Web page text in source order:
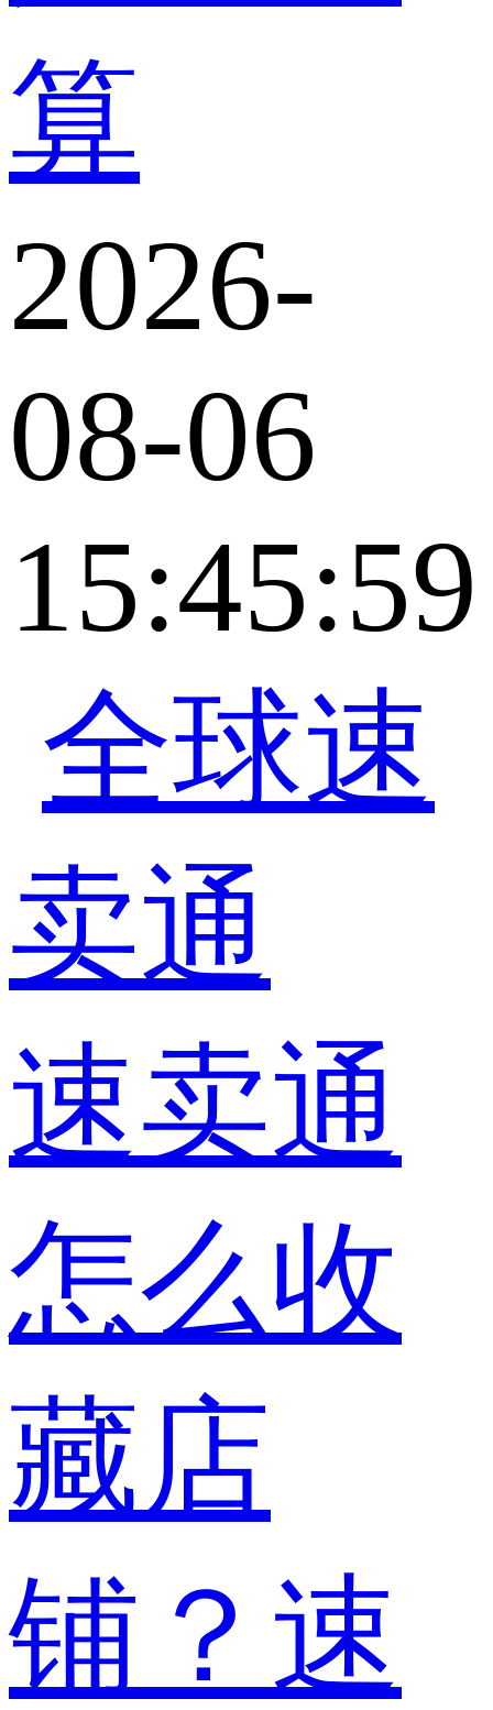
算
2026-
08-06
15:45:59
全球速
卖通
速卖通
怎么收
藏店
铺？速